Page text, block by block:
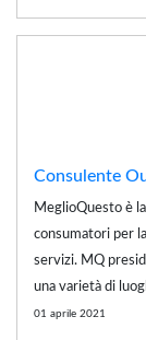
Consulente
MeglioQuesto è
consumatori per
servizi. MQ
una varietà di
01 aprile 2021